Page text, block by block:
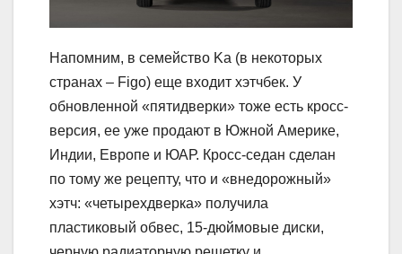
Напомним, в семейство Ka (в некоторых
странах – Figo) еще входит хэтчбек. У
обновленной «пятидверки» тоже есть кросс-
версия, ее уже продают в Южной Америке,
Индии, Европе и ЮАР. Кросс-седан сделан
по тому же рецепту, что и «внедорожный»
хэтч: «четырехдверка» получила
пластиковый обвес, 15-дюймовые диски,